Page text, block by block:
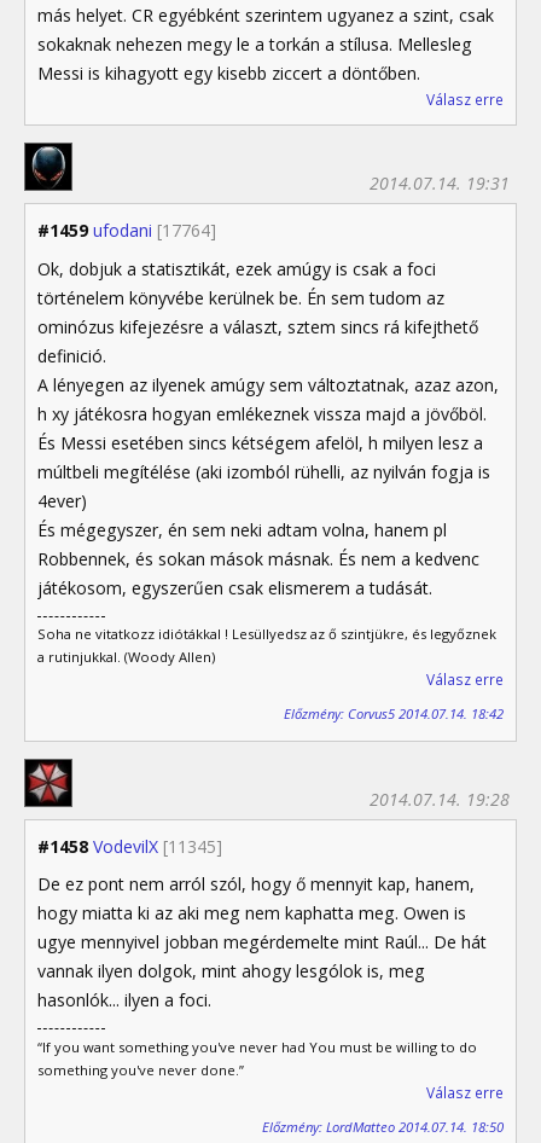
más helyet. CR egyébként szerintem ugyanez a szint, csak
sokaknak nehezen megy le a torkán a stílusa. Mellesleg
Messi is kihagyott egy kisebb ziccert a döntőben.
Válasz erre
#1459 ufodani [17764]
2014.07.14. 19:31
Ok, dobjuk a statisztikát, ezek amúgy is csak a foci
történelem könyvébe kerülnek be. Én sem tudom az
ominózus kifejezésre a választ, sztem sincs rá kifejthető
definició.
A lényegen az ilyenek amúgy sem változtatnak, azaz azon,
h xy játékosra hogyan emlékeznek vissza majd a jövőböl.
És Messi esetében sincs kétségem afelöl, h milyen lesz a
múltbeli megítélése (aki izomból rühelli, az nyilván fogja is
4ever)
És mégegyszer, én sem neki adtam volna, hanem pl
Robbennek, és sokan mások másnak. És nem a kedvenc
játékosom, egyszerűen csak elismerem a tudását.
Soha ne vitatkozz idiótákkal ! Lesüllyedsz az ő szintjükre, és legyőznek
a rutinjukkal. (Woody Allen)
Válasz erre
Előzmény: Corvus5 2014.07.14. 18:42
#1458 VodevilX [11345]
2014.07.14. 19:28
De ez pont nem arról szól, hogy ő mennyit kap, hanem,
hogy miatta ki az aki meg nem kaphatta meg. Owen is
ugye mennyivel jobban megérdemelte mint Raúl... De hát
vannak ilyen dolgok, mint ahogy lesgólok is, meg
hasonlók... ilyen a foci.
“If you want something you've never had You must be willing to do
something you've never done.”
Válasz erre
Előzmény: LordMatteo 2014.07.14. 18:50